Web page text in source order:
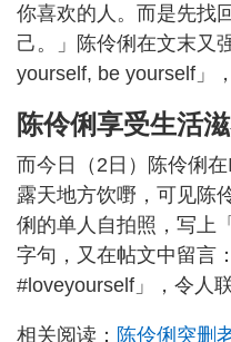
你喜欢的人。而是先找
己。」陈伶俐在文末又
yourself, be yourself」
陈伶俐享受生活
而今日（2日）陈伶俐
露天地方饮嘢，可见陈
俐的单人自拍照，写上
字句，又在帖文中留言
#loveyourself」，令人
相关阅读： 陈伶俐突删